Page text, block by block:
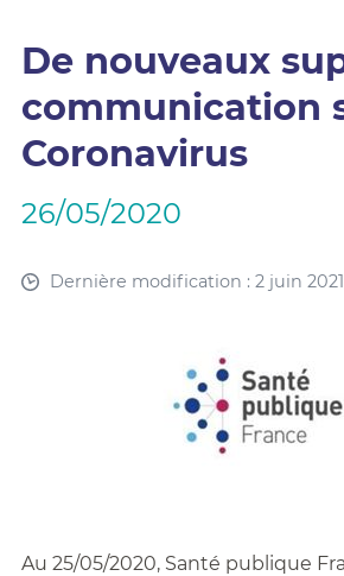
De nouveaux
communication
Coronavirus
26/05/2020
Dernière modification : 2 juin 2021
Au 25/05/2020, Santé publique